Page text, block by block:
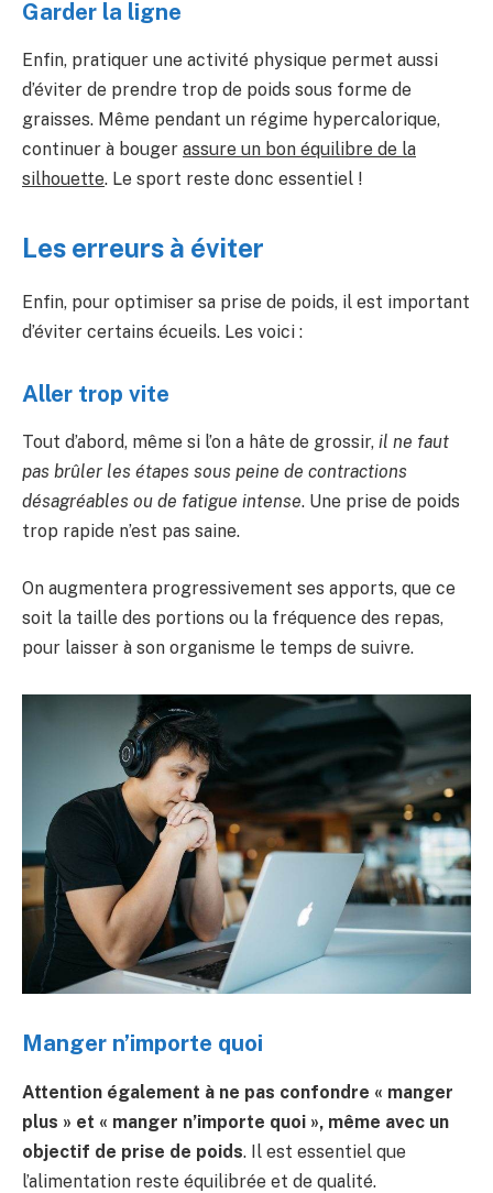
Garder la ligne
Enfin, pratiquer une activité physique permet aussi
d’éviter de prendre trop de poids sous forme de
graisses. Même pendant un régime hypercalorique,
continuer à bouger assure un bon équilibre de la
silhouette. Le sport reste donc essentiel !
Les erreurs à éviter
Enfin, pour optimiser sa prise de poids, il est important
d’éviter certains écueils. Les voici :
Aller trop vite
Tout d’abord, même si l’on a hâte de grossir, il ne faut
pas brûler les étapes sous peine de contractions
désagréables ou de fatigue intense. Une prise de poids
trop rapide n’est pas saine.
On augmentera progressivement ses apports, que ce
soit la taille des portions ou la fréquence des repas,
pour laisser à son organisme le temps de suivre.
Manger n’importe quoi
Attention également à ne pas confondre « manger
plus » et « manger n’importe quoi », même avec un
objectif de prise de poids. Il est essentiel que
l’alimentation reste équilibrée et de qualité.